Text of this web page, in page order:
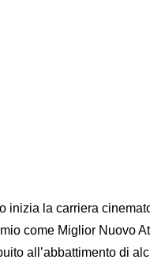
inizia la carriera
come Miglior Nuovo
all’abbattimento di